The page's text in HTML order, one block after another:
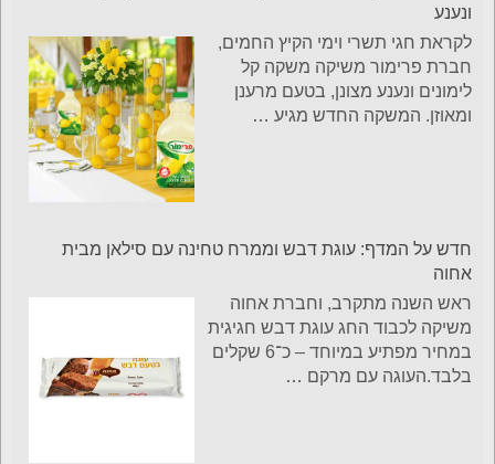
ונענע
לקראת חגי תשרי וימי הקיץ החמים,
חברת פרימור משיקה משקה קל
לימונים ונענע מצונן, בטעם מרענן
ומאוזן. המשקה החדש מגיע …
חדש על המדף: עוגת דבש וממרח טחינה עם סילאן מבית
אחוה
ראש השנה מתקרב, וחברת אחוה
משיקה לכבוד החג עוגת דבש חגיגית
במחיר מפתיע במיוחד – כ־6 שקלים
בלבד.העוגה עם מרקם …